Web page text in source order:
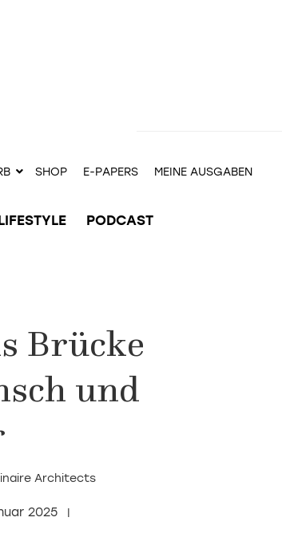
SHOP E-PAPERS MEINE AUSGABEN
PODCAST
Brücke
und
Architects
2025